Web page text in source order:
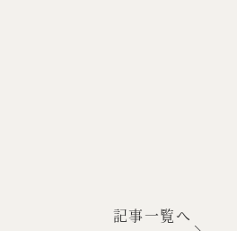
記事一覧へ